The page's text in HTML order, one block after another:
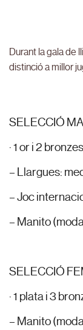
Durant la gala de
distinció a millor
SELECCIÓ
· 1 or i 2
– Llargues:
– Joc
– Manito
SELECCIÓ
· 1 plata i 3
– Manito